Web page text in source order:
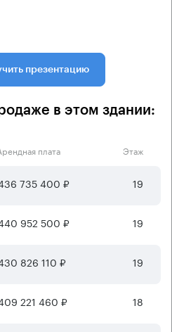
презентацию
в этом здании:
плата Этаж
735 400 ₽ 19
952 500 ₽ 19
826 110 ₽ 19
221 460 ₽ 18